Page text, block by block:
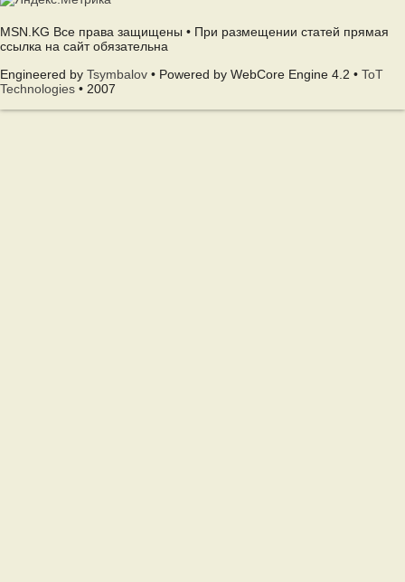
MSN.KG Все права защищены • При размещении статей прямая
ссылка на сайт обязательна
Engineered by Tsymbalov • Powered by WebCore Engine 4.2 • ToT
Technologies • 2007